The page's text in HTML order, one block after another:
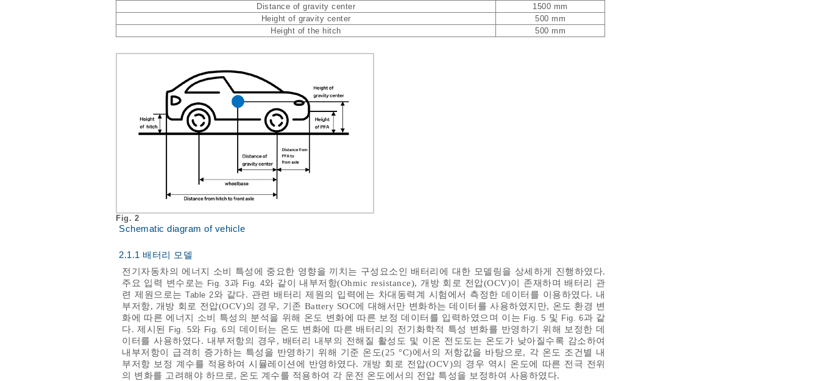
Distance of gravity center
1500 mm
Height of gravity center
500 mm
Height of the hitch
500 mm
Fig. 2
Schematic diagram of vehicle
2.1.1 배터리 모델
전기자동차의 에너지 소비 특성에 중요한 영향을 끼치는 구성요소인 배터리에 대한 모델링을 상세하게 진행하였다.
주요 입력 변수로는 Fig. 3과 Fig. 4와 같이 내부저항(Ohmic resistance), 개방 회로 전압(OCV)이 존재하며 배터리 관
련 제원으로는Table 2와 같다. 관련 배터리 제원의 입력에는 차대동력계 시험에서 측정한 데이터를 이용하였다. 내
부저항, 개방 회로 전압(OCV)의 경우, 기존 Battery SOC에 대해서만 변화하는 데이터를 사용하였지만, 온도 환경 변
화에 따른 에너지 소비 특성의 분석을 위해 온도 변화에 따른 보정 데이터를 입력하였으며 이는 Fig. 5 및 Fig. 6과 같
다. 제시된 Fig. 5와 Fig. 6의 데이터는 온도 변화에 따른 배터리의 전기화학적 특성 변화를 반영하기 위해 보정한 데
이터를 사용하였다. 내부저항의 경우, 배터리 내부의 전해질 활성도 및 이온 전도도는 온도가 낮아질수록 감소하여
내부저항이 급격히 증가하는 특성을 반영하기 위해 기준 온도(25 °C)에서의 저항값을 바탕으로, 각 온도 조건별 내
부저항 보정 계수를 적용하여 시뮬레이션에 반영하였다. 개방 회로 전압(OCV)의 경우 역시 온도에 따른 전극 전위
의 변화를 고려해야 하므로, 온도 계수를 적용하여 각 운전 온도에서의 전압 특성을 보정하여 사용하였다.